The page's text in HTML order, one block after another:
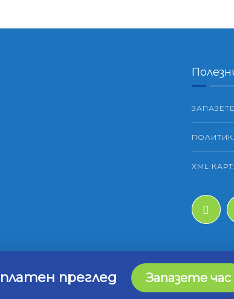
XML
| Изработка на сайт отДигитална агенция
преглед Запазете час